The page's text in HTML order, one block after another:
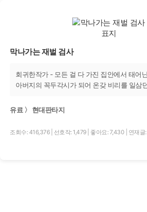
막나가는 재벌 검사
회귀한작가 - 모든 걸 다 가진 집안에서 태어
아버지의 꼭두각시가 되어 온갖 비리를 일삼
유료 〉 현대판타지
조회수: 416,376 선호작: 1,479 좋아요: 7,430 연재글